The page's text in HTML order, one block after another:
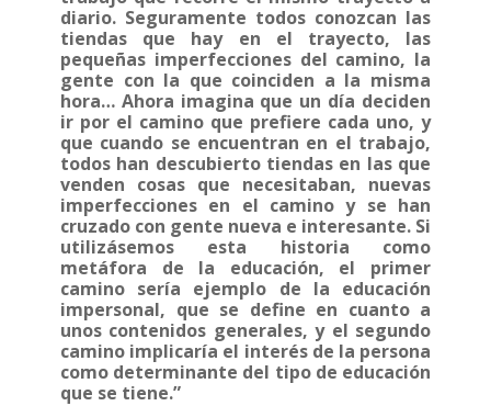
diario. Seguramente todos conozcan las
tiendas que hay en el trayecto, las
pequeñas imperfecciones del camino, la
gente con la que coinciden a la misma
hora… Ahora imagina que un día deciden
ir por el camino que prefiere cada uno, y
que cuando se encuentran en el trabajo,
todos han descubierto tiendas en las que
venden cosas que necesitaban, nuevas
imperfecciones en el camino y se han
cruzado con gente nueva e interesante. Si
utilizásemos esta historia como
metáfora de la educación, el primer
camino sería ejemplo de la educación
impersonal, que se define en cuanto a
unos contenidos generales, y el segundo
camino implicaría el interés de la persona
como determinante del tipo de educación
que se tiene.”